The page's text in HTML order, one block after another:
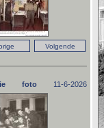
foto 11-6-2026